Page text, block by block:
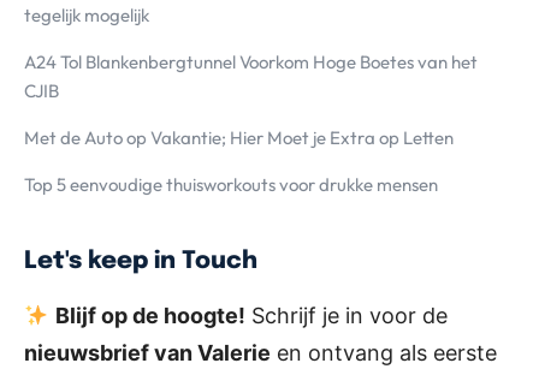
tegelijk mogelijk
A24 Tol Blankenbergtunnel Voorkom Hoge Boetes van het
CJIB
Met de Auto op Vakantie; Hier Moet je Extra op Letten
Top 5 eenvoudige thuisworkouts voor drukke mensen
Let's keep in Touch
Blijf op de hoogte! Schrijf je in voor de
nieuwsbrief van Valerie en ontvang als eerste